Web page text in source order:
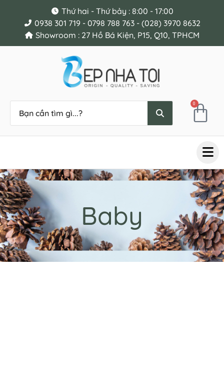
Thứ hai - Thứ bảy : 8:00 - 17:00
0938 301 719 - 0798 788 763 - (028) 3970 8632
Showroom : 27 Hồ Bá Kiện, P15, Q10, TPHCM
0
Baby